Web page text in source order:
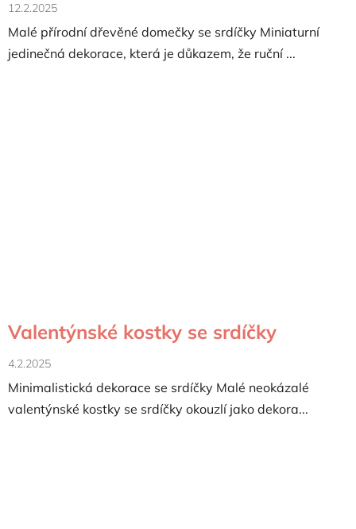
12.2.2025
Malé přírodní dřevěné domečky se srdíčky Miniaturní
jedinečná dekorace, která je důkazem, že ruční ...
Valentýnské kostky se srdíčky
4.2.2025
Minimalistická dekorace se srdíčky Malé neokázalé
valentýnské kostky se srdíčky okouzlí jako dekora...